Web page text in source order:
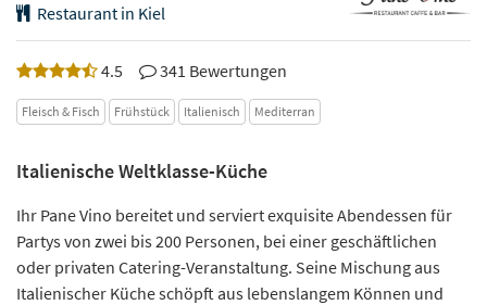
Restaurant in Kiel
4.5 341 Bewertungen
Fleisch & Fisch Frühstück Italienisch Mediterran
Italienische Weltklasse-Küche
Ihr Pane Vino bereitet und serviert exquisite Abendessen für
Partys von zwei bis 200 Personen, bei einer geschäftlichen
oder privaten Catering-Veranstaltung. Seine Mischung aus
Italienischer Küche schöpft aus lebenslangem Können und